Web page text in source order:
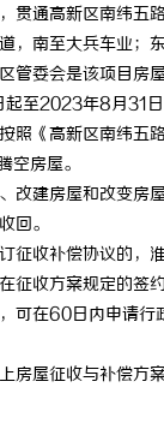
贯通高新区南纬五
，南至大兵车业
管委会是该项目房
起至2023年8月31
照《高新区南纬
房屋。
改建房屋和改变
回。
征收补偿协议的，
征收方案规定的签
可在60日内申请
房屋征收与补偿方